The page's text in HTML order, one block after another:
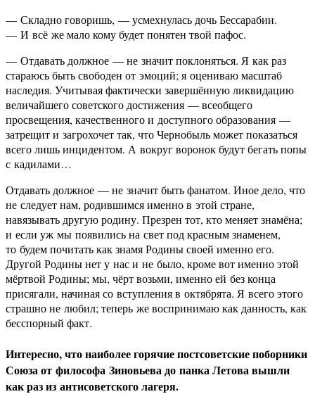
— Складно говоришь, — усмехнулась дочь Бессарабии.
— И всё же мало кому будет понятен твой пафос.
— Отдавать должное — не значит поклоняться. Я как раз
стараюсь быть свободен от эмоций; я оцениваю масштаб
наследия. Учитывая фактически завершённую ликвидацию
величайшего советского достижения — всеобщего
просвещения, качественного и доступного образования —
затрещит и загрохочет так, что Чернобыль может показаться
всего лишь инцидентом. А вокруг воронок будут бегать попы
с кадилами…
Отдавать должное — не значит быть фанатом. Иное дело, что
не следует нам, родившимся именно в этой стране,
навязывать другую родину. Презрен тот, кто меняет знамёна;
и если уж мы появились на свет под красным знаменем,
то будем почитать как знамя Родины своей именно его.
Другой Родины нет у нас и не было, кроме вот именно этой
мёртвой Родины; мы, чёрт возьми, именно ей без конца
присягали, начиная со вступления в октябрята. Я всего этого
страшно не любил; теперь же воспринимаю как данность, как
бесспорный факт.
Интересно, что наиболее горячие постсоветские поборники
Союза от философа Зиновьевадо панкаЛетовавышли
как раз из антисоветского лагеря.